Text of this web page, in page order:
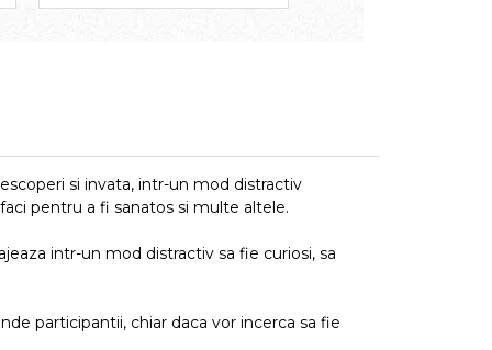
si invata, intr-un mod distractiv
pentru a fi sanatos si multe altele.
intr-un mod distractiv sa fie curiosi, sa
participantii, chiar daca vor incerca sa fie